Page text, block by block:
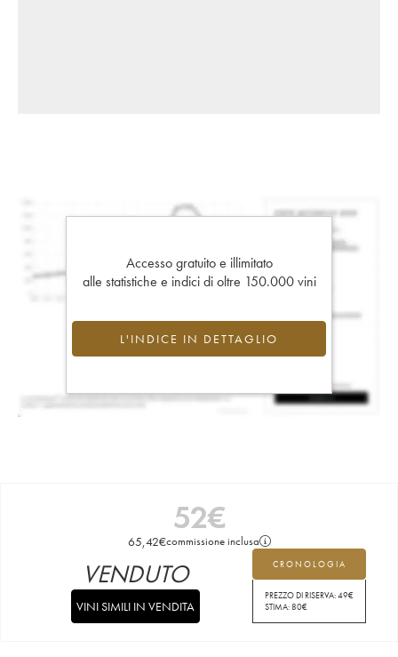
Accesso gratuito e illimitato
alle statistiche e indici di oltre 150.000 vini
L'INDICE IN DETTAGLIO
52€
65,42€commissione inclusa
CRONOLOGIA
PREZZO DI RISERVA:49€
STIMA:80€
VENDUTO
VINI SIMILI IN VENDITA